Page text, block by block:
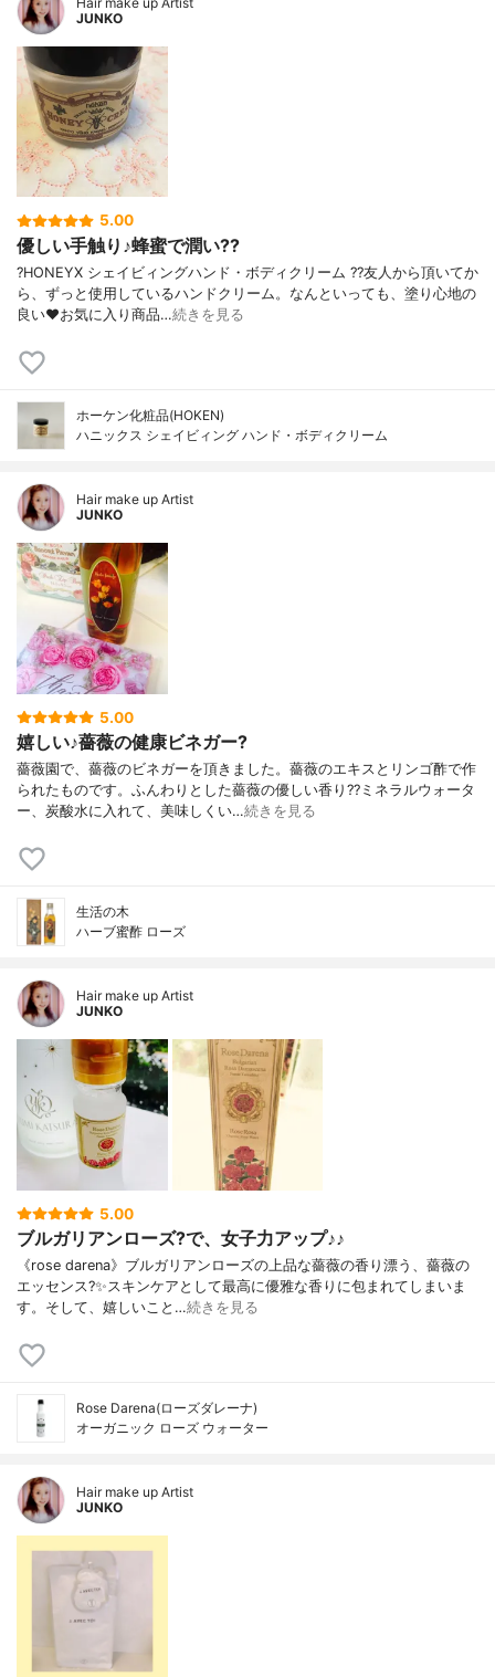
JUNKO
5.00
優しい手触り♪蜂蜜で潤い??
?HONEYX シェイビィングハンド・ボディクリーム ??友人から頂いてか
ら、ずっと使用しているハンドクリーム。なんといっても、塗り心地の
良い❤️お気に入り商品…続きを見る
ホーケン化粧品(HOKEN)
ハニックス シェイビィング ハンド・ボディクリーム
Hair make up Artist
JUNKO
5.00
嬉しい♪薔薇の健康ビネガー?
薔薇園で、薔薇のビネガーを頂きました。薔薇のエキスとリンゴ酢で作
られたものです。ふんわりとした薔薇の優しい香り??ミネラルウォータ
ー、炭酸水に入れて、美味しくい…続きを見る
生活の木
ハーブ蜜酢 ローズ
Hair make up Artist
JUNKO
5.00
ブルガリアンローズ?で、女子力アップ♪♪
《rose darena》ブルガリアンローズの上品な薔薇の香り漂う、薔薇の
エッセンス?✨スキンケアとして最高に優雅な香りに包まれてしまいま
す。そして、嬉しいこと…続きを見る
Rose Darena(ローズダレーナ)
オーガニック ローズ ウォーター
Hair make up Artist
JUNKO